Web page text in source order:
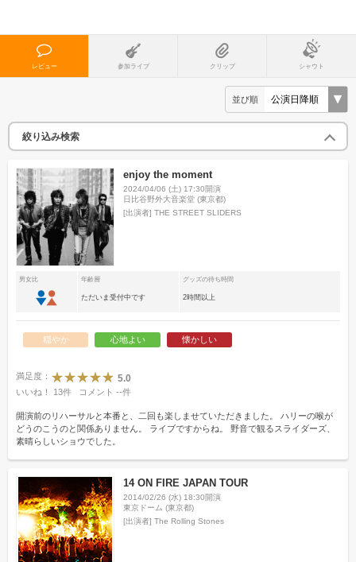
レビュー 参加ライブ クリップ シャウト
並び順
絞り込み検索
enjoy the moment
2024/04/06 (土) 17:30開演
日比谷野外大音楽堂 (東京都)
[出演者]THE STREET SLIDERS
男女比 年齢層 グッズの待ち時間
ただいま受付中です 2時間以上
穏やか 心地よい 懐かしい
満足度： 5.0
いいね！ 13件 コメント --件
開演前のリハーサルと本番と、二回も楽しませていただきました。 ハリーの喉が
どうのこうのと関係ありません。 ライブですからね。 野音で観るスライダーズ、
素晴らしいショウでした。
14 ON FIRE JAPAN TOUR
2014/02/26 (水) 18:30開演
東京ドーム (東京都)
[出演者]The Rolling Stones